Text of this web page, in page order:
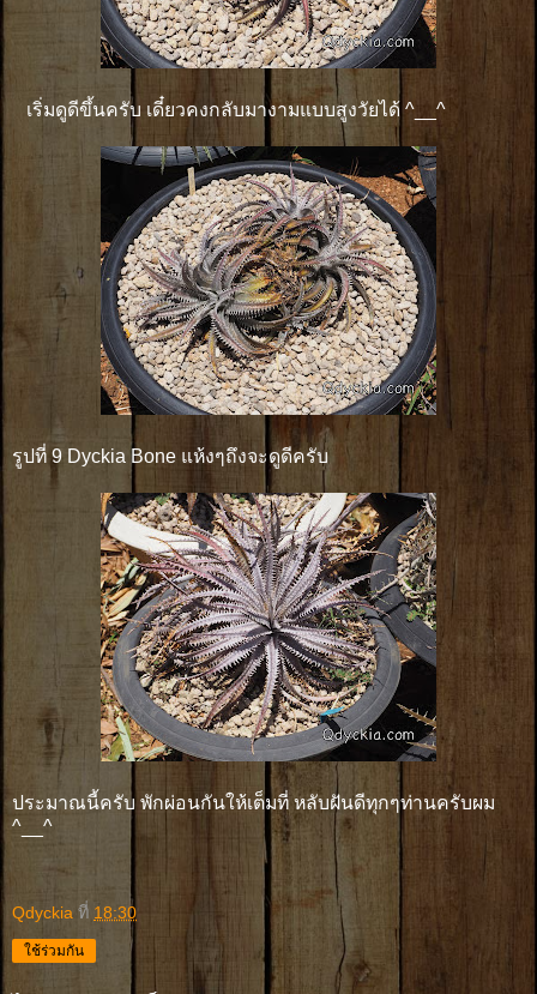
เริ่มดูดีขึ้นครับ เดี๋ยวคงกลับมางามแบบสูงวัยได้ ^__^
รูปที่ 9 Dyckia Bone แห้งๆถึงจะดูดีครับ
ประมาณนี้ครับ พักผ่อนกันให้เต็มที่ หลับฝันดีทุกๆท่านครับผม
^__^
Qdyckia ที่ 18:30
ใช้ร่วมกัน